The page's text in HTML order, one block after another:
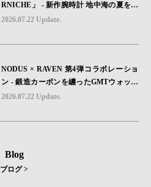
RNICHE」 - 新作腕時計 地中海の夏を映
す、爽やかなブルーダイヤル「Heritage C
2026.07.22 Update.
NODUS × RAVEN 第4弾コラボレーショ
ン - 鍛造カーボンを纏ったGMTウォッチ
「TRAILTREKKER CARBON」が登場
2026.07.22 Update.
Blog
ブログ >